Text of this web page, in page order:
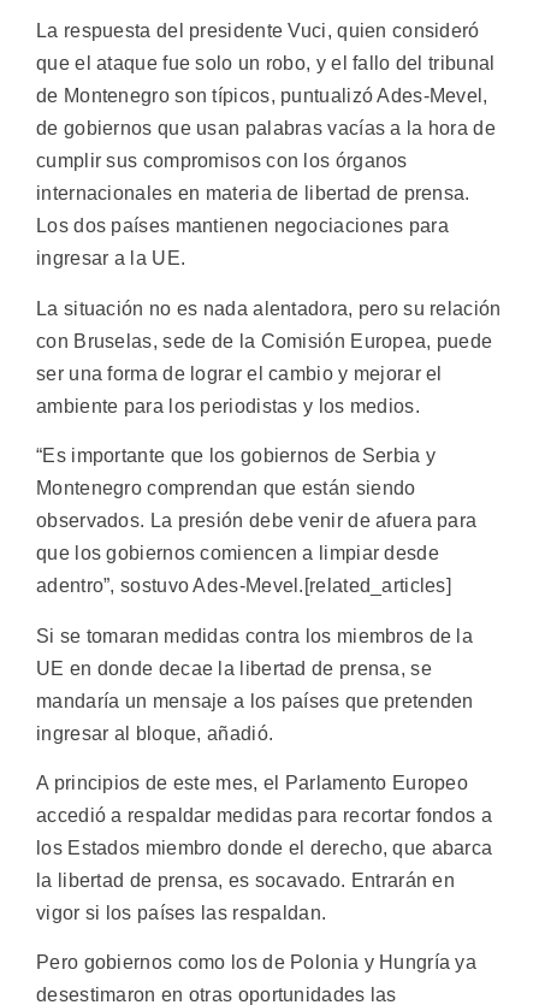
La respuesta del presidente Vuci, quien consideró
que el ataque fue solo un robo, y el fallo del tribunal
de Montenegro son típicos, puntualizó Ades-Mevel,
de gobiernos que usan palabras vacías a la hora de
cumplir sus compromisos con los órganos
internacionales en materia de libertad de prensa.
Los dos países mantienen negociaciones para
ingresar a la UE.
La situación no es nada alentadora, pero su relación
con Bruselas, sede de la Comisión Europea, puede
ser una forma de lograr el cambio y mejorar el
ambiente para los periodistas y los medios.
“Es importante que los gobiernos de Serbia y
Montenegro comprendan que están siendo
observados. La presión debe venir de afuera para
que los gobiernos comiencen a limpiar desde
adentro”, sostuvo Ades-Mevel.[related_articles]
Si se tomaran medidas contra los miembros de la
UE en donde decae la libertad de prensa, se
mandaría un mensaje a los países que pretenden
ingresar al bloque, añadió.
A principios de este mes, el Parlamento Europeo
accedió a respaldar medidas para recortar fondos a
los Estados miembro donde el derecho, que abarca
la libertad de prensa, es socavado. Entrarán en
vigor si los países las respaldan.
Pero gobiernos como los de Polonia y Hungría ya
desestimaron en otras oportunidades las